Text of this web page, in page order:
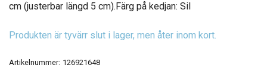
cm (justerbar längd 5 cm).Färg på kedjan: Sil
Produkten är tyvärr slut i lager, men åter inom kort.
Artikelnummer: 126921648